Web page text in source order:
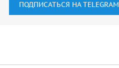
ПОДПИСАТЬСЯ НА TELEGRAM